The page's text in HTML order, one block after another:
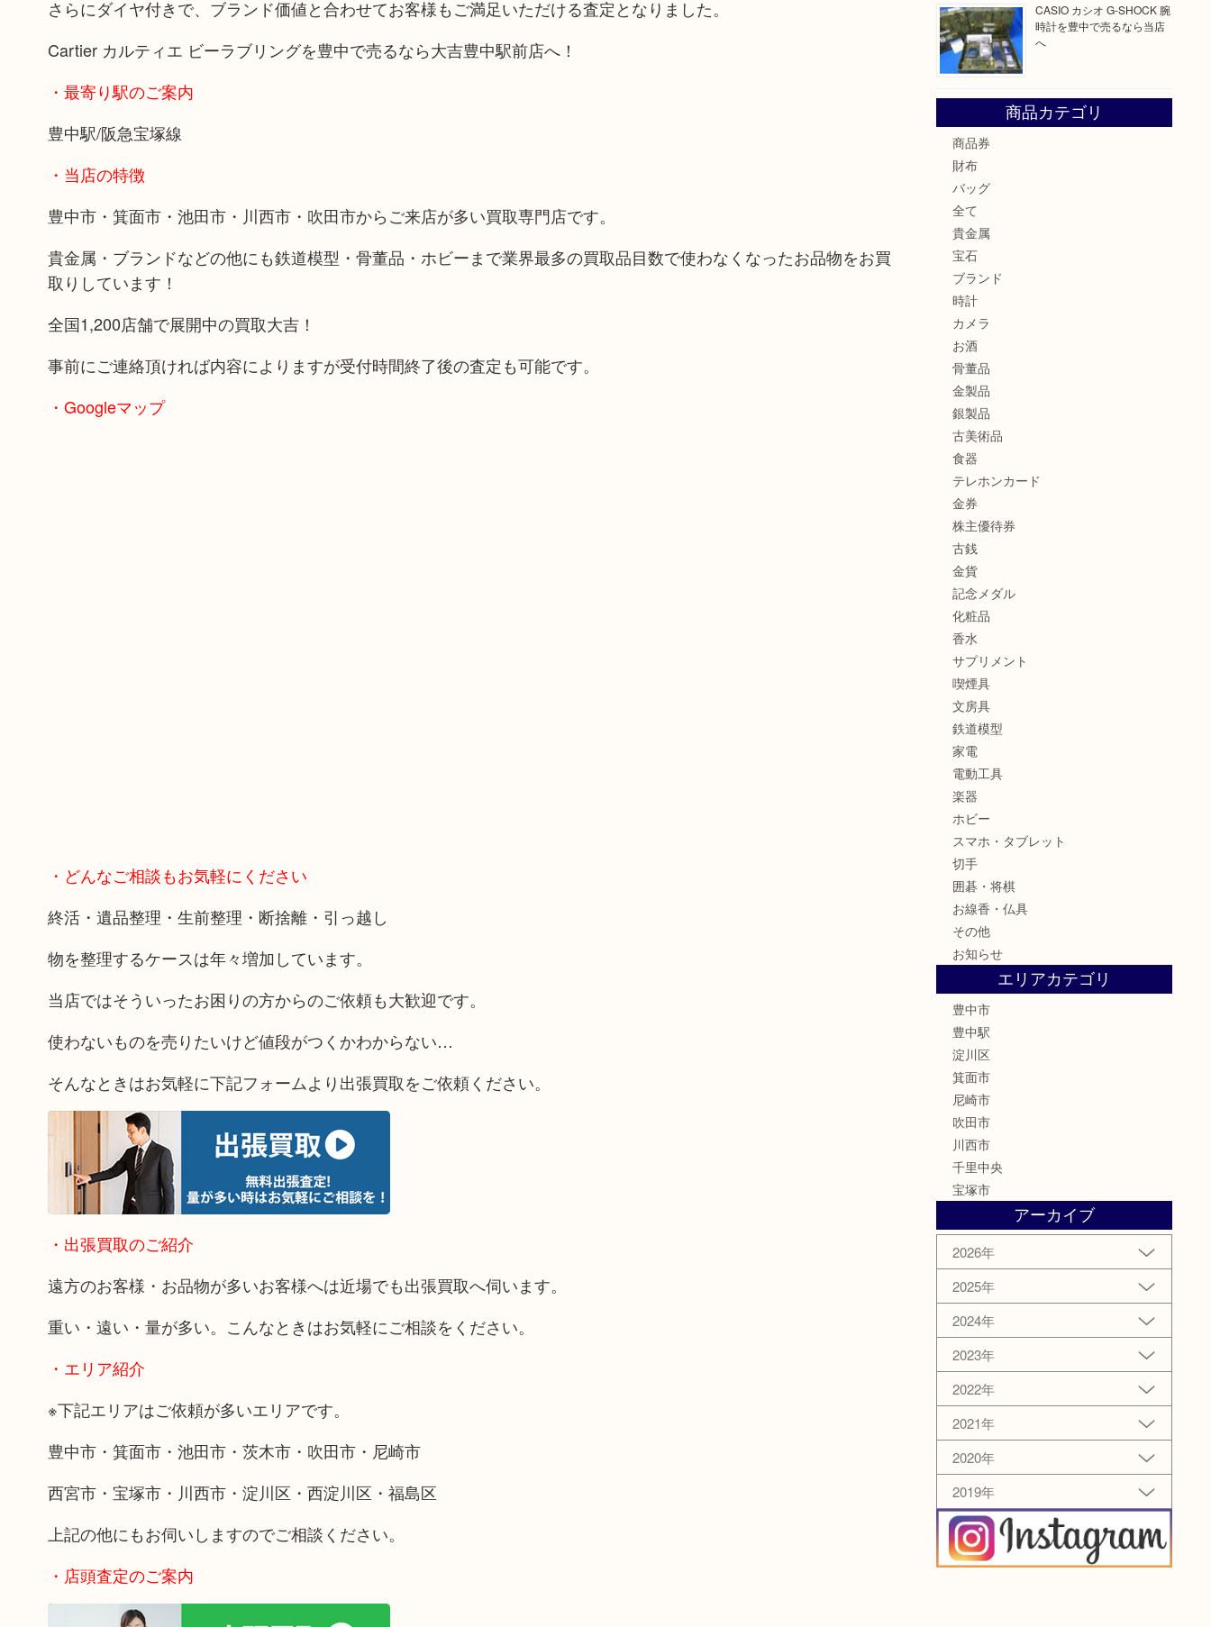
さらにダイヤ付きで、ブランド価値と合わせてお客様もご満足いただける査定となりました。
Cartier カルティエ ビーラブリングを豊中で売るなら大吉豊中駅前店へ！
・最寄り駅のご案内
豊中駅/阪急宝塚線
・当店の特徴
豊中市・箕面市・池田市・川西市・吹田市からご来店が多い買取専門店です。
貴金属・ブランドなどの他にも鉄道模型・骨董品・ホビーまで業界最多の買取品目数で使わなくなったお品物をお買
取りしています！
全国1,200店舗で展開中の買取大吉！
事前にご連絡頂ければ内容によりますが受付時間終了後の査定も可能です。
・Googleマップ
・どんなご相談もお気軽にください
終活・遺品整理・生前整理・断捨離・引っ越し
物を整理するケースは年々増加しています。
当店ではそういったお困りの方からのご依頼も大歓迎です。
使わないものを売りたいけど値段がつくかわからない…
そんなときはお気軽に下記フォームより出張買取をご依頼ください。
・出張買取のご紹介
遠方のお客様・お品物が多いお客様へは近場でも出張買取へ伺います。
重い・遠い・量が多い。こんなときはお気軽にご相談をください。
・エリア紹介
※下記エリアはご依頼が多いエリアです。
豊中市・箕面市・池田市・茨木市・吹田市・尼崎市
西宮市・宝塚市・川西市・淀川区・西淀川区・福島区
上記の他にもお伺いしますのでご相談ください。
・店頭査定のご案内
CASIO カシオ G-SHOCK 腕
時計を豊中で売るなら当店
へ
商品カテゴリ
商品券
財布
バッグ
全て
貴金属
宝石
ブランド
時計
カメラ
お酒
骨董品
金製品
銀製品
古美術品
食器
テレホンカード
金券
株主優待券
古銭
金貨
記念メダル
化粧品
香水
サプリメント
喫煙具
文房具
鉄道模型
家電
電動工具
楽器
ホビー
スマホ・タブレット
切手
囲碁・将棋
お線香・仏具
その他
お知らせ
エリアカテゴリ
豊中市
豊中駅
淀川区
箕面市
尼崎市
吹田市
川西市
千里中央
宝塚市
アーカイブ
2026年
2025年
2024年
2023年
2022年
2021年
2020年
2019年